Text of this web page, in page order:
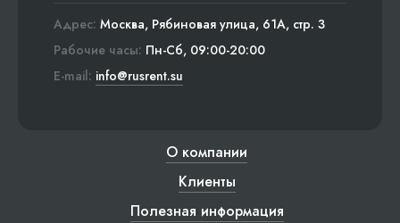
Адрес: Москва, Рябиновая улица, 61А, стр. 3
Рабочие часы: Пн-Сб, 09:00-20:00
E-mail: info@rusrent.su
О компании
Клиенты
Полезная информация